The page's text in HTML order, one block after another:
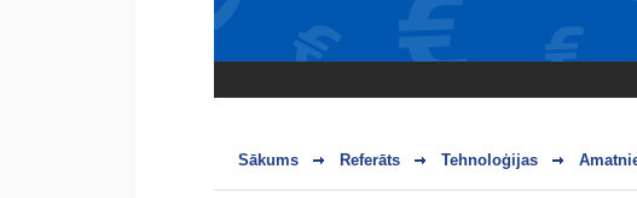
Sākums Referāts Tehnoloģijas